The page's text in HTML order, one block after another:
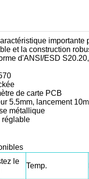
et la construction
d'ANSI/ESD
de carte PCB
5.5mm, lancement
métallique
réglable
le
Temp.